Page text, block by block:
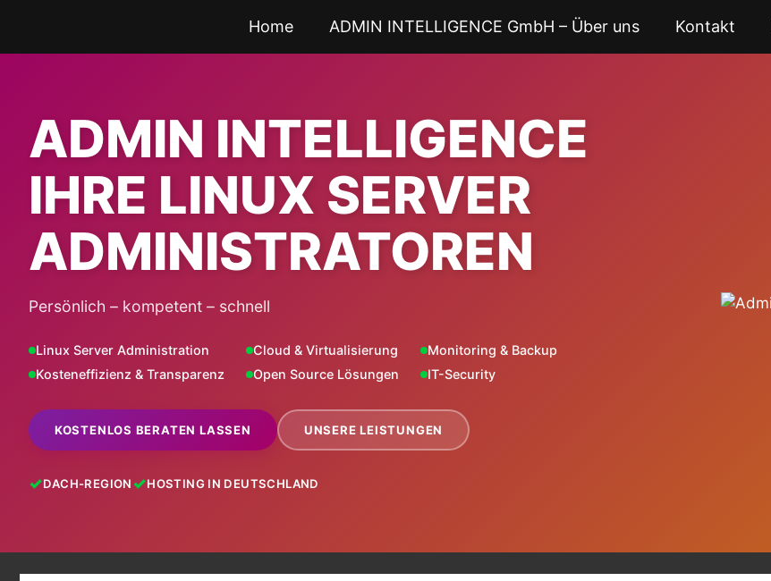
springen
Home ADMIN INTELLIGENCE GmbH – Über uns Kontakt
ADMIN INTELLIGENCE
IHRE LINUX SERVER
ADMINISTRATOREN
Persönlich – kompetent – schnell
Linux Server Administration Cloud & Virtualisierung
Monitoring & Backup
Kosteneffizienz & Transparenz
Open Source Lösungen IT-Security
KOSTENLOS BERATEN LASSEN UNSERE LEISTUNGEN
DACH-REGION HOSTING IN DEUTSCHLAND